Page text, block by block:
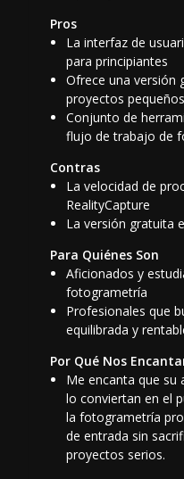
Pros
La interfaz de
para principiantes
Ofrece una versión
proyectos pequeños
Conjunto de
flujo de trabajo de
Contras
La velocidad de
RealityCapture
La versión gratuita
Para Quiénes Son
Aficionados y
fotogrametría
Profesionales que
equilibrada y
Por Qué Nos
Me encanta que su
lo conviertan en el
la fotogrametría
de entrada sin
proyectos serios.